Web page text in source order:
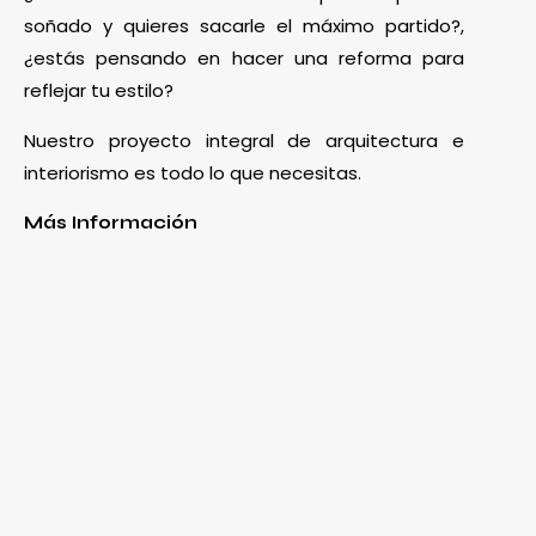
soñado y quieres sacarle el máximo partido?,
¿estás pensando en hacer una reforma para
reflejar tu estilo?
Nuestro proyecto integral de arquitectura e
interiorismo es todo lo que necesitas.
Más Información